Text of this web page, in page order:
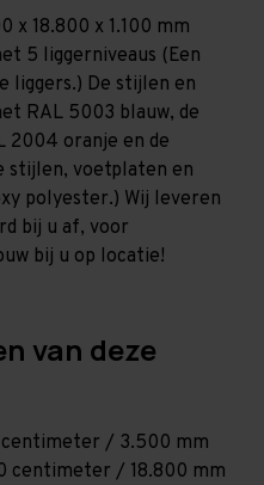
x 18.800 x 1.100 mm
5 liggerniveaus (Een
liggers.) De stijlen en
RAL 5003 blauw, de
2004 oranje en de
stijlen, voetplaten en
polyester.) Wij leveren
bij u af, voor
bij u op locatie!
van deze
/ 3.500 mm
centimeter / 18.800 mm